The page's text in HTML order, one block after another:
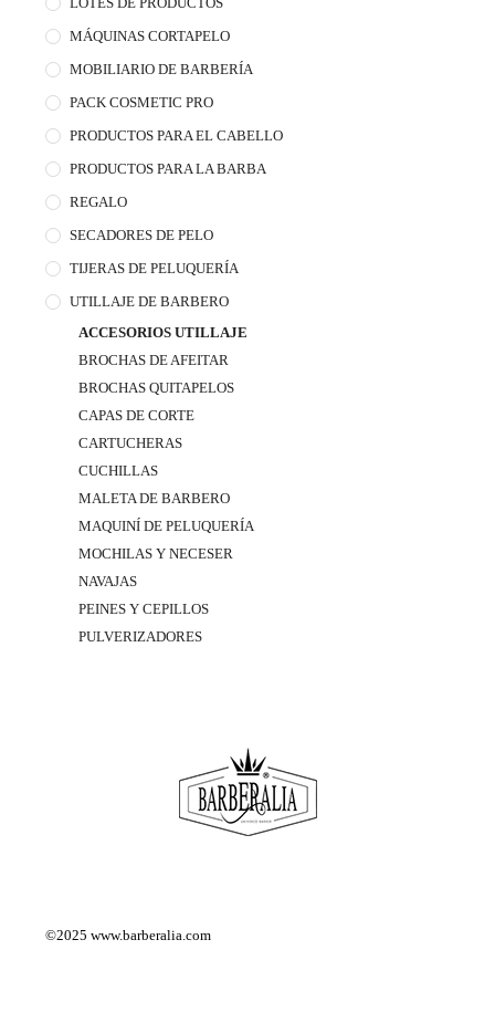
MÁQUINAS CORTAPELO
MOBILIARIO DE BARBERÍA
PACK COSMETIC PRO
PRODUCTOS PARA EL CABELLO
PRODUCTOS PARA LA BARBA
REGALO
SECADORES DE PELO
TIJERAS DE PELUQUERÍA
UTILLAJE DE BARBERO
ACCESORIOS UTILLAJE
BROCHAS DE AFEITAR
BROCHAS QUITAPELOS
CAPAS DE CORTE
CARTUCHERAS
CUCHILLAS
MALETA DE BARBERO
MAQUINÍ DE PELUQUERÍA
MOCHILAS Y NECESER
NAVAJAS
PEINES Y CEPILLOS
PULVERIZADORES
©2025www.barberalia.com